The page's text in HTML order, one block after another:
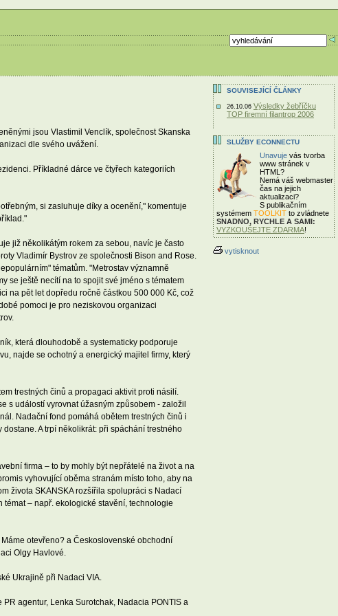
jsou Vlastimil Venclík, společnost Skanska
dle svého uvážení.
Příkladné dárce ve čtyřech kategoriích
si zasluhuje díky a ocenění," komentuje
již několikátým rokem za sebou, navíc je často
Vladimír Bystrov ze společnosti Bison and Rose.
tématům. "Metrostav významně
se ještě necítí na to spojit své jméno s tématem
na pět let dopředu ročně částkou 500 000 Kč, což
pomoci je pro neziskovou organizaci
která dlouhodobě a systematicky podporuje
najde se ochotný a energický majitel firmy, který
trestných činů a propagaci aktivit proti násilí.
s událostí vyrovnat úžasným způsobem - založil
Nadační fond pomáhá obětem trestných činů i
A trpí několikrát: při spáchání trestného
firma – to by mohly být nepřátelé na život a na
vyhovující oběma stranám místo toho, aby na
života SKANSKA rozšířila spolupráci s Nadací
– např. ekologické stavění, technologie
otevřeno? a Československé obchodní
Olgy Havlové.
Ukrajině při Nadaci VIA.
agentur, Lenka Surotchak, Nadacia PONTIS a
SOUVISEJÍCÍ ČLÁNKY
26.10.06 Výsledky žebříčku
TOP firemní filantrop 2006
SLUŽBY ECONNECTU
Unavuje vás tvorba
www stránek v
HTML?
Nemá váš webmaster
čas na jejich
aktualizaci?
S publikačním
systémem TOOLKIT to zvládnete
SNADNO, RYCHLE A SAMI:
VYZKOUŠEJTE ZDARMA!
vytisknout